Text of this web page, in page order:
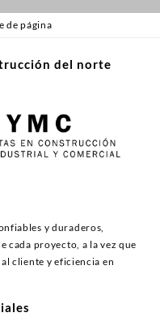
de página
del norte
y duraderos,
cada proyecto, a la vez que
cliente y eficiencia en